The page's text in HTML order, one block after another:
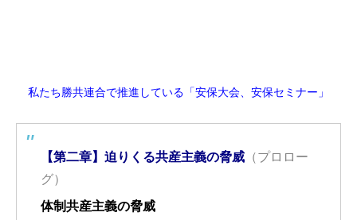
私たち勝共連合で推進している「安保大会、安保セミナー」
【第二章】迫りくる共産主義の脅威 （プロロー
グ）
体制共産主義の脅威